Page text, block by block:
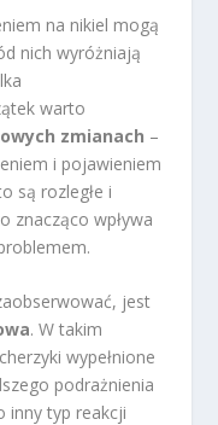
na nikiel mogą
nich wyróżniają
warto
zmianach –
i pojawieniem
są rozległe i
znacząco wpływa
jest
. W takim
wypełnione
podrażnienia
inny typ reakcji